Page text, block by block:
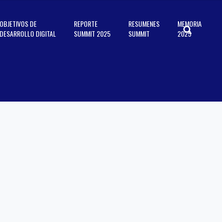
OBJETIVOS DE
DESARROLLO DIGITAL
REPORTE
SUMMIT 2025
RESUMENES
SUMMIT
MEMORIA
2025